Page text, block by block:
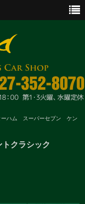
ーハム スーパーセブン ケン
クラシック